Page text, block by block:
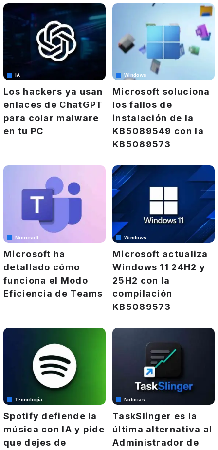
IA
Los hackers ya usan
enlaces de ChatGPT
para colar malware
en tu PC
Windows
Microsoft soluciona
los fallos de
instalación de la
KB5089549 con la
KB5089573
Microsoft
Microsoft ha
detallado cómo
funciona el Modo
Eficiencia de Teams
Windows
Microsoft actualiza
Windows 11 24H2 y
25H2 con la
compilación
KB5089573
Tecnología
Spotify defiende la
música con IA y pide
que dejes de
Noticias
TaskSlinger es la
última alternativa al
Administrador de